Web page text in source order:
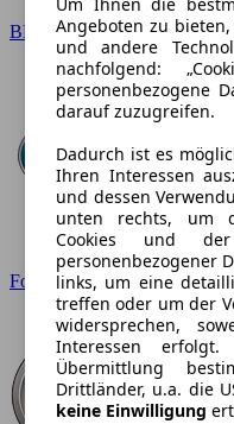
BMW
Ford
Um Ihnen die
Angeboten zu
und andere
nachfolgend:
personenbezogene
darauf zuzugreifen.
Dadurch ist es
Ihren Interessen
und dessen
unten rechts, um
Cookies und der
personenbezogener
links, um eine
treffen oder um der
widersprechen,
Interessen
Übermittlung
Drittländer, u.a. die
keine Einwilligung